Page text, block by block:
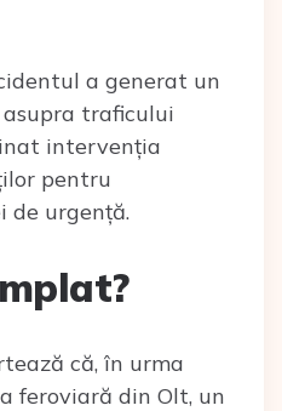
a generat un
traficului
intervenția
pentru
de urgență.
că, în urma
feroviară din Olt, un